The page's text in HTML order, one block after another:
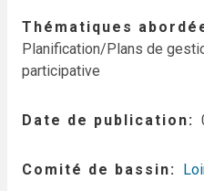
Thématiques
Planification/Plans de
participative
Date de publication
Comité de bassin